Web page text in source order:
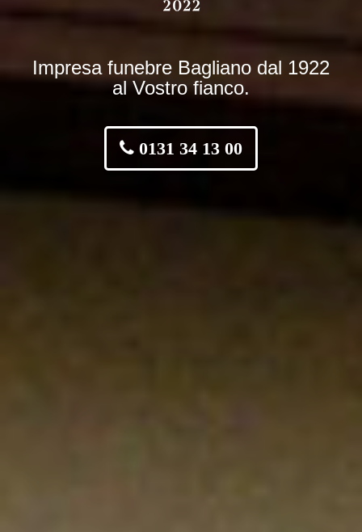
Impresa funebre Bagliano dal 1922
al Vostro fianco.
0131 34 13 00